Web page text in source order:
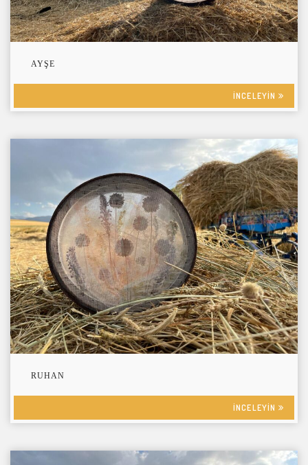
AYŞE
INCELEYIN
RUHAN
INCELEYIN